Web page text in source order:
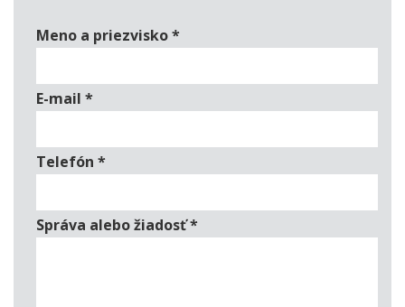
Meno a priezvisko*
E-mail *
Telefón *
Správa alebo žiadosť*